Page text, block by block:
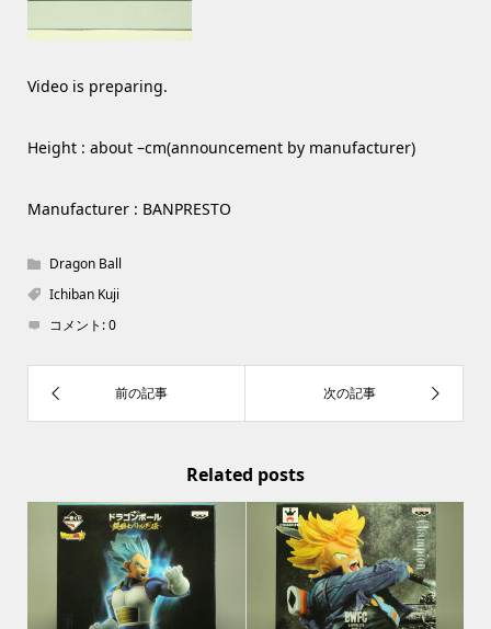
Video is preparing.
Height : about –cm(announcement by manufacturer)
Manufacturer : BANPRESTO
Dragon Ball
Ichiban Kuji
コメント:0
Related posts